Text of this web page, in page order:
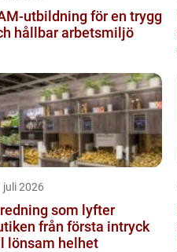
utbildning för en trygg
hållbar arbetsmiljö
juli 2026
som lyfter
från första intryck
lönsam helhet